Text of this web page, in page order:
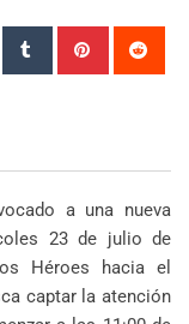
StumbleUpon
Tumblr Pinterest
a una nueva
23 de julio de
Héroes hacia el
captar la atención